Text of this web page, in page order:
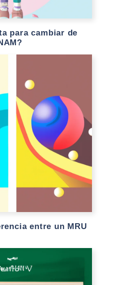
para cambiar de
entre un MRU